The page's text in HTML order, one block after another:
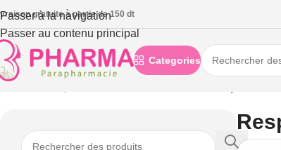
Passer à la navigation
Passer au contenu principal
gratuite à partie de 150 dt
Categories